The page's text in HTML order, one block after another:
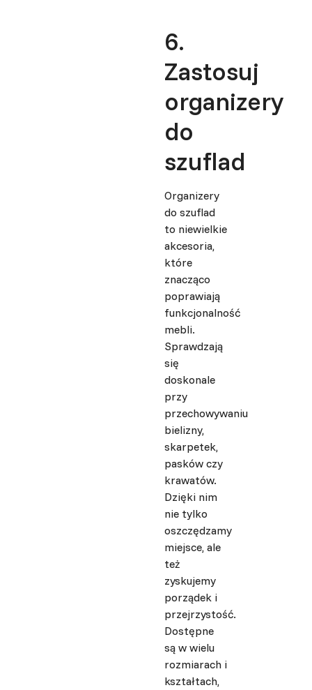
6.
Zastosuj
organizery
do
szuflad
Organizery
do szuflad
to niewielkie
akcesoria,
które
znacząco
poprawiają
funkcjonalność
mebli.
Sprawdzają
się
doskonale
przy
przechowywaniu
bielizny,
skarpetek,
pasków czy
krawatów.
Dzięki nim
nie tylko
oszczędzamy
miejsce, ale
też
zyskujemy
porządek i
przejrzystość.
Dostępne
są w wielu
rozmiarach i
kształtach,